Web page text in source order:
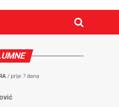
/ prije 7 dana